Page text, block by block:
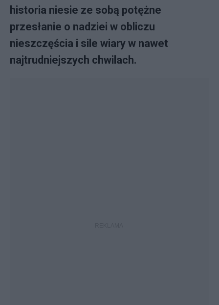
historia niesie ze sobą potężne
przesłanie o nadziei w obliczu
nieszczęścia i sile wiary w nawet
najtrudniejszych chwilach.